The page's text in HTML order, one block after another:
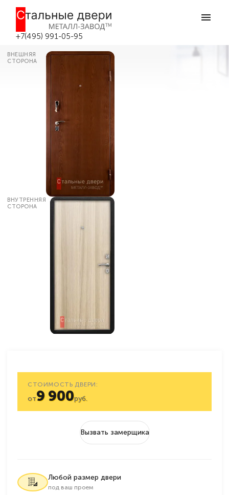
+7(495) 991-05-95
Ламинированная дверь №35 в
Москве
Главная
ВНЕШНЯЯ
СТОРОНА
ВНУТРЕННЯЯ
СТОРОНА
СТОИМОСТЬ ДВЕРИ:
от9 900руб.
Вызвать замерщика
Любой размер двери
под ваш проем